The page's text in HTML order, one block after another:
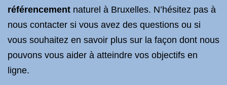
référencement naturel à Bruxelles. N’hésitez pas à
nous contacter si vous avez des questions ou si
vous souhaitez en savoir plus sur la façon dont nous
pouvons vous aider à atteindre vos objectifs en
ligne.